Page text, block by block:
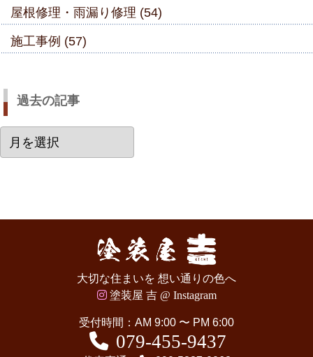
屋根修理・雨漏り修理 (54)
施工事例 (57)
過去の記事
去
大切な住まいを 想い通りの色へ
塗装屋 吉 @ Instagram
受付時間：AM 9:00 〜 PM 6:00
079-455-9437